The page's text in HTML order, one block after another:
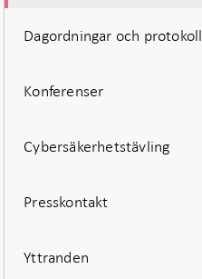
Dagordningar och protokoll
Konferenser
Cybersäkerhetstävling
Presskontakt
Yttranden